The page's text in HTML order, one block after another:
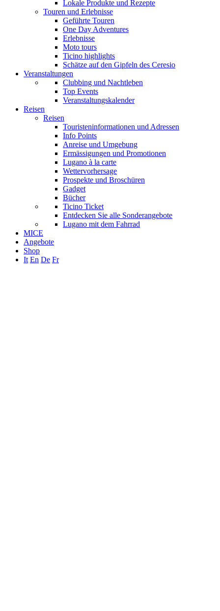
Lokale Produkte und Rezepte
Touren und Erlebnisse
Geführte Touren
One Day Adventures
Erlebnisse
Moto tours
Ticino highlights
Schätze auf den Gipfeln des Ceresio
Veranstaltungen
Clubbing und Nachtleben
Top Events
Veranstaltungskalender
Reisen
Reisen
Touristeninformationen und Adressen
Info Points
Anreise und Umgebung
Ermässigungen und Promotionen
Lugano à la carte
Wettervorhersage
Prospekte und Broschüren
Gadget
Bücher
Ticino Ticket
Entdecken Sie alle Sonderangebote
Lugano mit dem Fahrrad
MICE
Angebote
Shop
It En De Fr